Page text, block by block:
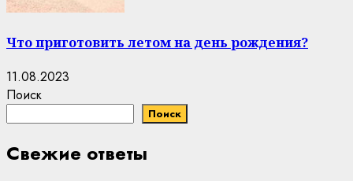
Что приготовить летом на день рождения?
11.08.2023
Поиск
Поиск
Свежие ответы